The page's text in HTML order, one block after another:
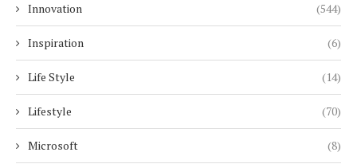
Innovation (544)
Inspiration (6)
Life Style (14)
Lifestyle (70)
Microsoft (8)